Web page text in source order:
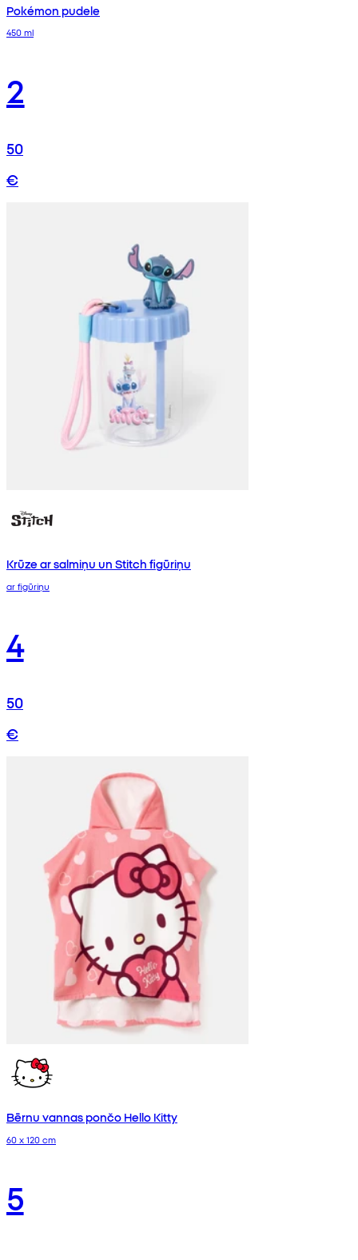
Pokémon pudele
450 ml
2
50
€
Krūze ar salmiņu un Stitch figūriņu
ar figūriņu
4
50
€
Bērnu vannas pončo Hello Kitty
60 x 120 cm
5